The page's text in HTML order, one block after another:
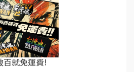
百就免運費!